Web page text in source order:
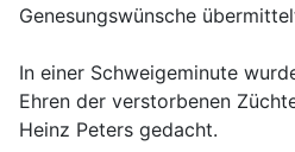
Genesungswünsche
In einer Schweigeminute
Ehren der verstorbenen
Heinz Peters gedacht.